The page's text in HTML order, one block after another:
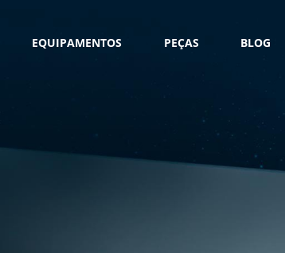
EQUIPAMENTOS PEÇAS BLOG